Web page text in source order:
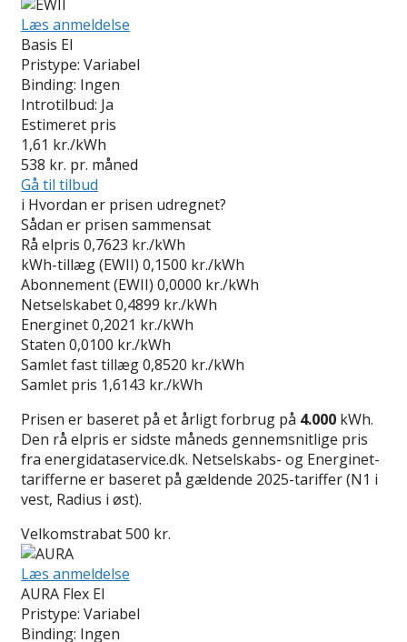
Læs anmeldelse
Basis El
Pristype: Variabel
Binding: Ingen
Introtilbud: Ja
Estimeret pris
1,61 kr./kWh
538 kr. pr. måned
Gå til tilbud
i Hvordan er prisen udregnet?
Sådan er prisen sammensat
Rå elpris 0,7623 kr./kWh
kWh-tillæg (EWII) 0,1500 kr./kWh
Abonnement (EWII) 0,0000 kr./kWh
Netselskabet0,4899 kr./kWh
Energinet0,2021 kr./kWh
Staten 0,0100 kr./kWh
Samlet fast tillæg0,8520 kr./kWh
Samlet pris 1,6143 kr./kWh
Prisen er baseret på et årligt forbrug på 4.000 kWh.
Den rå elpris er sidste måneds gennemsnitlige pris
fra energidataservice.dk. Netselskabs- og Energinet-
tarifferne er baseret på gældende 2025-tariffer (N1 i
vest, Radius i øst).
Velkomstrabat 500 kr.
Læs anmeldelse
AURA Flex El
Pristype: Variabel
Binding: Ingen